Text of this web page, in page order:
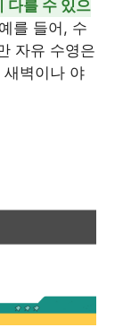
다를 수 있으
를 들어, 수
자유 수영은
벽이나 야